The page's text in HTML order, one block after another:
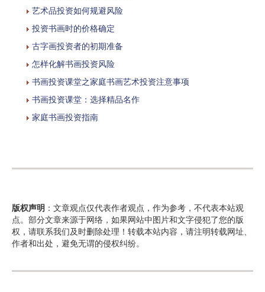
艺术品投资如何规避风险
投资书画时的价格确定
古字画投资者的初期准备
怎样化解书画投资风险
书画投资课堂之家庭书画艺术投资注意事项
书画投资课堂：选择精品名作
家庭书画投资指南
版权声明 ：文章观点仅代表作者观点，作为参考，不代表本站观
点。部分文章来源于网络，如果网站中图片和文字侵犯了您的版
权，请联系我们及时删除处理！转载本站内容，请注明转载网址、
作者和出处，避免无谓的侵权纠纷。